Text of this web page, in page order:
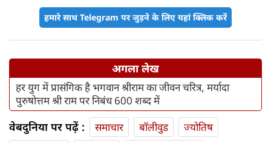
हमारे साथ Telegram पर जुड़ने के लिए यहां क्लिक करें
अगला लेख
हर युग में प्रासंगिक है भगवान श्रीराम का जीवन चरित्र, मर्यादा
पुरुषोत्तम श्री राम पर निबंध 600 शब्द में
वेबदुनिया पर पढ़ें : समाचार बॉलीवुड
ज्योतिष